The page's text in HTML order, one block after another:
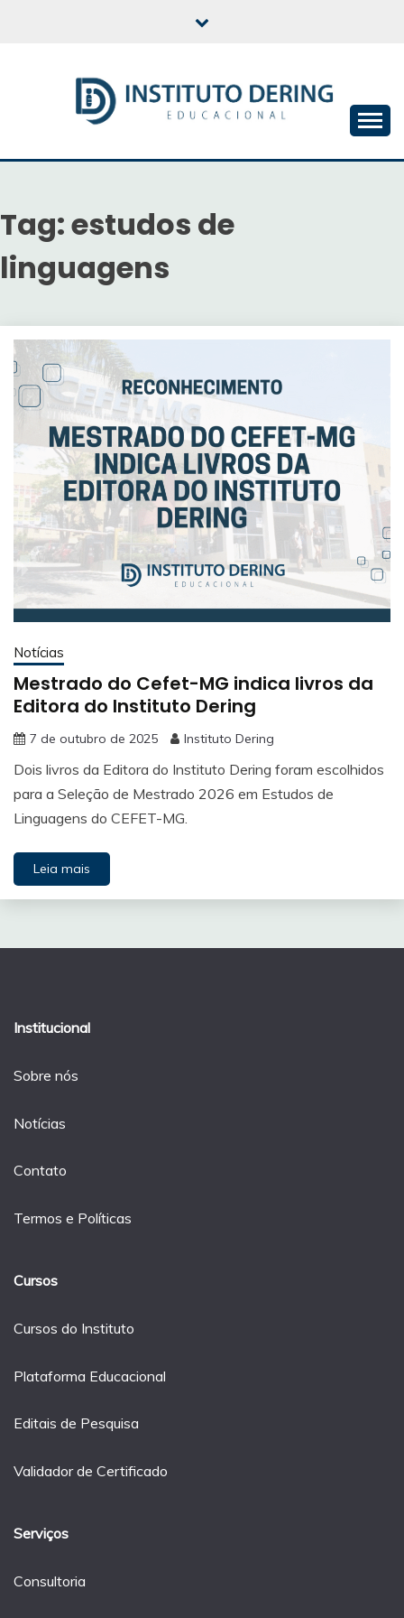
INSTITUTO DERING
EDUCACIONAL
Tag:estudos de
linguagens
Notícias
Mestrado do Cefet-MG indica livros da
Editora do Instituto Dering
7 de outubro de 2025 Instituto Dering
Dois livros da Editora do Instituto Dering foram escolhidos
para a Seleção de Mestrado 2026 em Estudos de
Linguagens do CEFET-MG.
Leia mais
Institucional
Sobre nós
Notícias
Contato
Termos e Políticas
Cursos
Cursos do Instituto
Plataforma Educacional
Editais de Pesquisa
Validador de Certificado
Serviços
Consultoria